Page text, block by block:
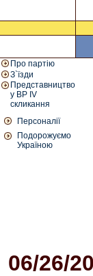
Про партію
З`їзди
Представництво
у ВР IV
скликання
Персоналії
Подорожуємо
Україною
06/26/